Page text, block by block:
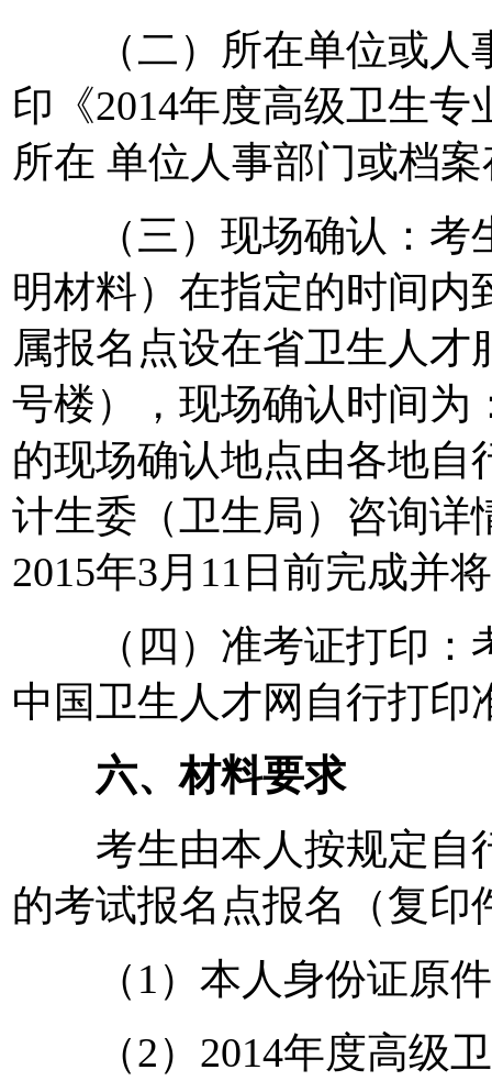
（二）所在单位或人
印《2014年度高级卫生
所在 单位人事部门或档
（三）现场确认：考
明材料）在指定的时间内
属报名点设在省卫生人
号楼），现场确认时间为
的现场确认地点由各地自
计生委（卫生局）咨询详
2015年3月11日前完成并
（四）准考证打印：
中国卫生人才网自行打印
六、材料要求
考生由本人按规定自
的考试报名点报名（复印
（1）本人身份证原件
（2）2014年度高级卫